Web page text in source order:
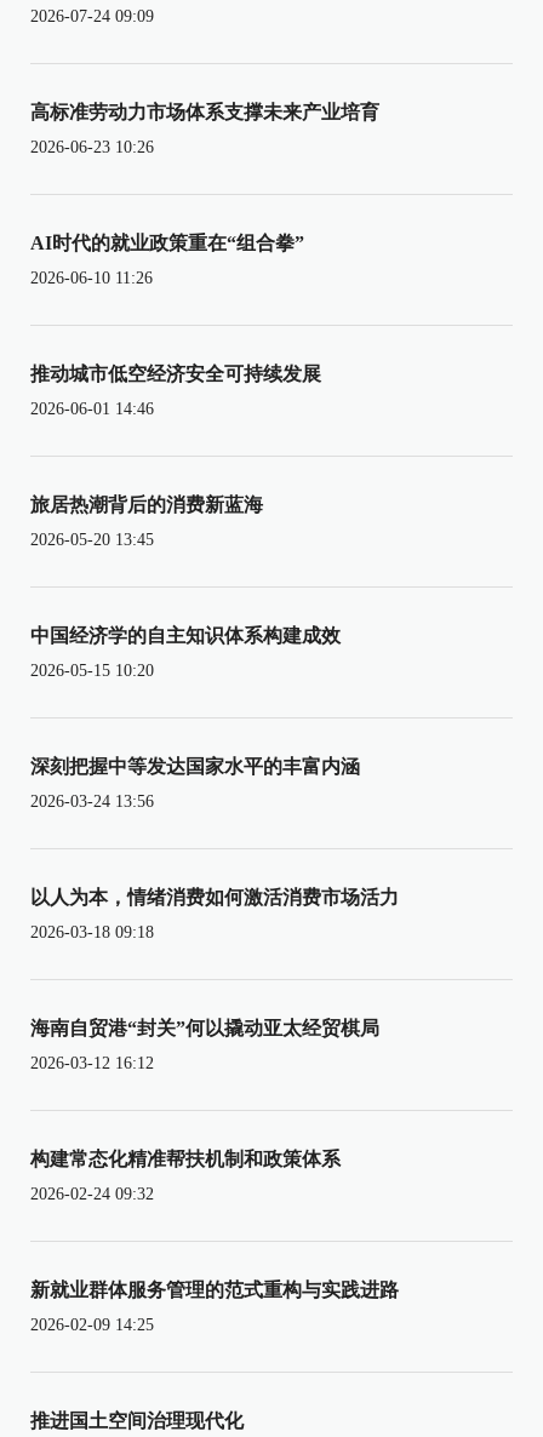
2026-07-24 09:09
高标准劳动力市场体系支撑未来产业培育
2026-06-23 10:26
AI时代的就业政策重在“组合拳”
2026-06-10 11:26
推动城市低空经济安全可持续发展
2026-06-01 14:46
旅居热潮背后的消费新蓝海
2026-05-20 13:45
中国经济学的自主知识体系构建成效
2026-05-15 10:20
深刻把握中等发达国家水平的丰富内涵
2026-03-24 13:56
以人为本，情绪消费如何激活消费市场活力
2026-03-18 09:18
海南自贸港“封关”何以撬动亚太经贸棋局
2026-03-12 16:12
构建常态化精准帮扶机制和政策体系
2026-02-24 09:32
新就业群体服务管理的范式重构与实践进路
2026-02-09 14:25
推进国土空间治理现代化